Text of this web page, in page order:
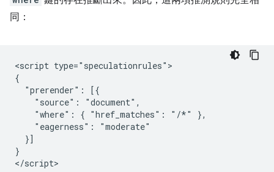
同：
<script type="speculationrules">
{
  "prerender": [{
    "source": "document",
    "where": { "href_matches": "/*" },
    "eagerness": "moderate"
  }]
}